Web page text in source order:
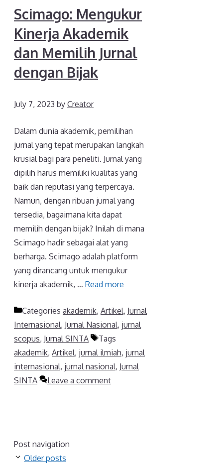
Scimago: Mengukur
Kinerja Akademik
dan Memilih Jurnal
dengan Bijak
July 7, 2023 by Creator
Dalam dunia akademik, pemilihan
jurnal yang tepat merupakan langkah
krusial bagi para peneliti. Jurnal yang
dipilih harus memiliki kualitas yang
baik dan reputasi yang terpercaya.
Namun, dengan ribuan jurnal yang
tersedia, bagaimana kita dapat
memilih dengan bijak? Inilah di mana
Scimago hadir sebagai alat yang
berharga. Scimago adalah platform
yang dirancang untuk mengukur
kinerja akademik, … Read more
Categories akademik, Artikel, Jurnal
Internasional, Jurnal Nasional, jurnal
scopus, Jurnal SINTA
Tags
akademik, Artikel, jurnal ilmiah, jurnal
internasional, jurnal nasional, Jurnal
SINTA
Leave a comment
Post navigation
Older posts